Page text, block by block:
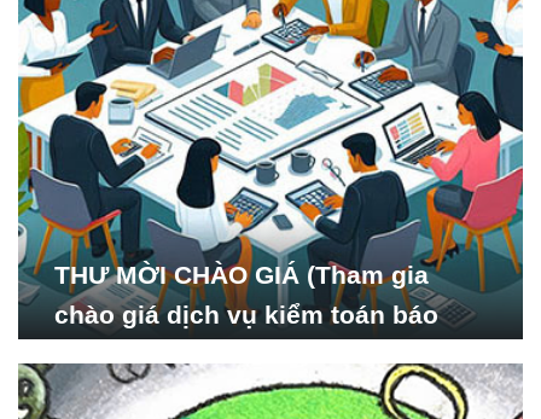
THƯ MỜI CHÀO GIÁ (Tham gia
chào giá dịch vụ kiểm toán báo
Nghiên cứu Phát triển Xã